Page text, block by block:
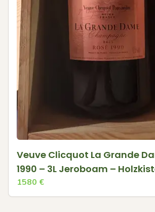
Veuve Clicquot La Grande
1990 – 3L Jeroboam –
1580 €